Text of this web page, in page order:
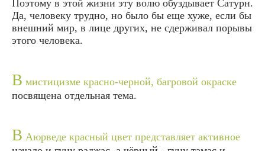
Поэтому в этой жизни эту волю обуздывает Сатурн.
Да, человеку трудно, но было бы еще хуже, если бы
внешний мир, в лице других, не сдерживал порывы
этого человека.
В мистицизме красно-черной, багровой окраске
посвящена отдельная тема.
В Аюрведе красный цвет представляет активное